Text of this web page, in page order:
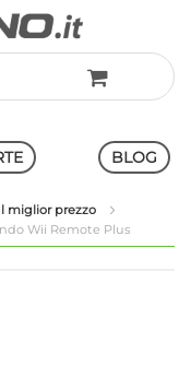
BLOG
miglior prezzo
Wii Remote Plus